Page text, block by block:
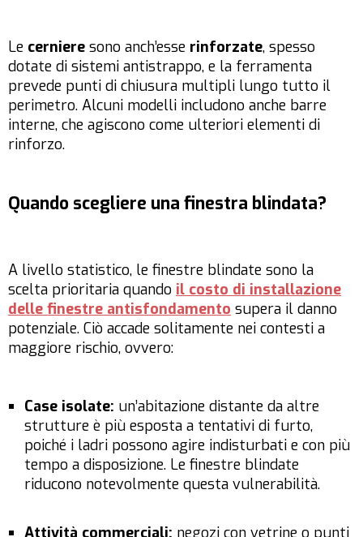
Le cerniere sono anch’esse rinforzate, spesso
dotate di sistemi antistrappo, e la ferramenta
prevede punti di chiusura multipli lungo tutto il
perimetro. Alcuni modelli includono anche barre
interne, che agiscono come ulteriori elementi di
rinforzo.
Quando scegliere una finestra blindata?
A livello statistico, le finestre blindate sono la
scelta prioritaria quando il costo di installazione
delle finestre antisfondamento supera il danno
potenziale. Ciò accade solitamente nei contesti a
maggiore rischio, ovvero:
Case isolate: un’abitazione distante da altre
strutture è più esposta a tentativi di furto,
poiché i ladri possono agire indisturbati e con più
tempo a disposizione. Le finestre blindate
riducono notevolmente questa vulnerabilità.
Attività commerciali: negozi con vetrine o punti